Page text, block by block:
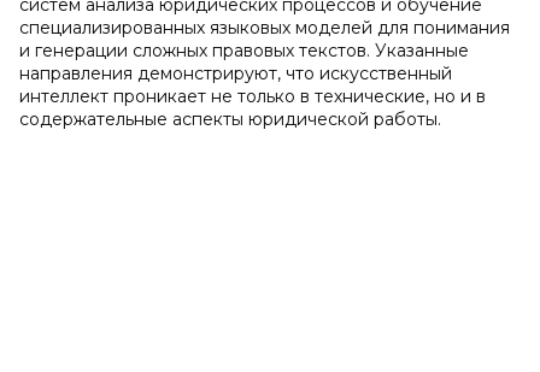
систем анализа юридических процессов и обучение
специализированных языковых моделей для понимания
и генерации сложных правовых текстов. Указанные
направления демонстрируют, что искусственный
интеллект проникает не только в технические, но и в
содержательные аспекты юридической работы.